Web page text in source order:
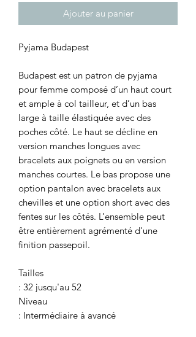
Ajouter au panier
Pyjama Budapest
Budapest est un patron de pyjama
pour femme composé d’un haut court
et ample à col tailleur, et d’un bas
large à taille élastiquée avec des
poches côté. Le haut se décline en
version manches longues avec
bracelets aux poignets ou en version
manches courtes. Le bas propose une
option pantalon avec bracelets aux
chevilles et une option short avec des
fentes sur les côtés. L’ensemble peut
être entièrement agrémenté d'une
finition passepoil.
Tailles
: 32 jusqu'au 52
Niveau
: Intermédiaire à avancé